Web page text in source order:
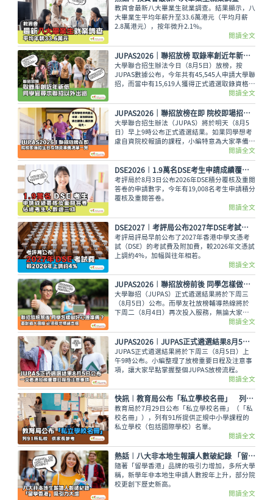
教資會最新八大畢業生就業調查。結果顯示，八
大畢業生平均年薪升至33.6萬港元（平均月薪
2.8萬港元），按年微升2.1%。
閱讀全文
JUPAS2026｜聯招放榜 取錄率創近年新低 同學宜尋求聯招以外出路
大學聯合招生辦法今日（8月5日）放榜，按
JUPAS數據公布，今年共有45,545人申請大學聯
招，而當中有15,619人獲得正式遴選取錄資格，
佔整體申請人數僅34.29%，創下近年新低。即
留意聯招以外的選擇呢。
閱讀全文
JUPAS2026｜聯招放榜在即 院校即場招生日及物資準備清單一覽
大學聯合招生辦法（JUPAS）將於明天（8月5
日）早上9時公布正式遴選結果。如果同學想考
慮自資院校報讀的課程，小編特意為大家準備了
各大專院校的即場招生日詳情與物品準備清單，
讓大家今晚順利執拾行裝，安心休息。
閱讀全文
DSE2026︱1.9萬名DSE考生申請成績覆核及重閱答卷 佔總考生人數逾三成
考評局於8月3日公布2026年DSE積分覆核及重閱
答卷的申請數字，今年有19,008名考生申請積分
覆核及重閱答卷。
閱讀全文
DSE2027︱考評局公布2027年DSE考試費 較2026年上調約4%
考評局評局早前公布了2027年香港中學文憑考
試（DSE）的考試費及附加費，較2026年文憑試
上調約4%，加幅與往年相若。
閱讀全文
JUPAS2026︱聯招放榜前後 同學怎樣做好心理準備？面對過大困擾 必須尋求情緒支援
大學聯招（JUPAS）正式遴選結果將於下周三
（8月5日）公布。而學友社放榜輔導熱線將於
下周二（8月4日）再次投入服務，無論大家有
甚麼出路疑問，又或需要支援輔導、尋求專業意
見，都可致電2503 3399，與學友社輔導員盡情
傾訴！
閱讀全文
JUPAS2026︱JUPAS正式遴選結果8月5日公布 一文看清放榜重要日程及注意事項
JUPAS正式遴選結果將於下周三（8月5日）上
午9時公布。小編整理了放榜重要日程及注意事
項，讓大家早點掌握整個JUPAS放榜流程。
閱讀全文
快訊︱教育局公布「私立學校名冊」 列91所私校供家長參考
教育局於7月29日公布「私立學校名冊」（「私
校名冊」），列有91所提供正規中小學課程的
私立學校（包括國際學校）名單。
閱讀全文
熱話︱八大非本地生報讀人數破紀錄 「留學香港」吸引力大增
隨著「留學香港」品牌的吸引力增加，多所大學
稱，新學年非本地生申請人數按年上升，部分院
校更創下歷史新高。
閱讀全文